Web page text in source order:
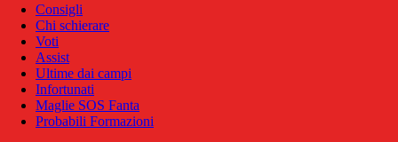
Consigli
Chi schierare
Voti
Assist
Ultime dai campi
Infortunati
Maglie SOS Fanta
Probabili Formazioni